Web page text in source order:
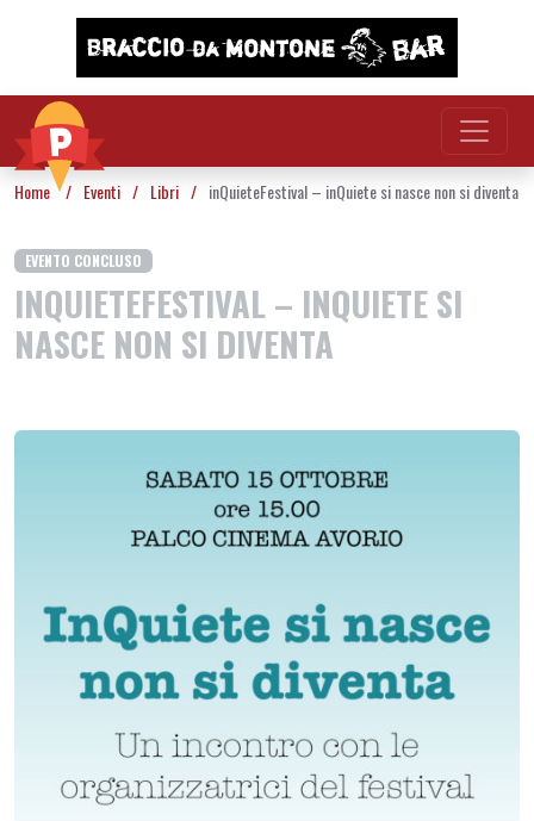
Vai al contenuto
Home / Eventi / Libri / inQuieteFestival – inQuiete si nasce non si diventa
EVENTO CONCLUSO
INQUIETEFESTIVAL – INQUIETE SI
NASCE NON SI DIVENTA